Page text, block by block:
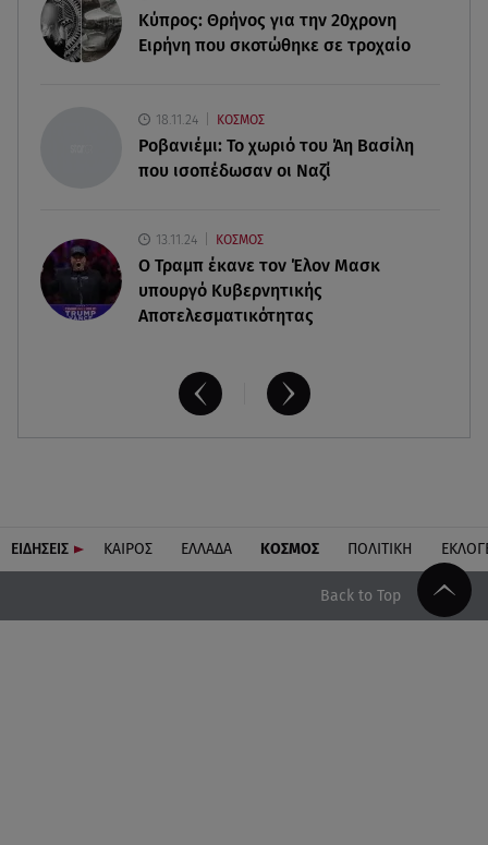
Σύγκρουση ελικοπτέρων: Αυτός είναι ο Έλληνας
χειριστής που σκοτώθηκε
Πόσο καιρό παίρνει σε ένα δάσος να πρασινίσει
ξανά μετά από πυρκαγιά
Κύπρος: Θρήνος για την 20χρονη
Ειρήνη που σκοτώθηκε σε τροχαίο
18.11.24 ΚΟΣΜΟΣ
Ροβανιέμι: Το χωριό του Άη Βασίλη
που ισοπέδωσαν οι Ναζί
13.11.24 ΚΟΣΜΟΣ
O Τραμπ έκανε τον Έλον Μασκ
υπουργό Κυβερνητικής
Αποτελεσματικότητας
ΕΙΔΗΣΕΙΣ ΚΑΙΡΟΣ ΕΛΛΑΔΑ ΚΟΣΜΟΣ ΠΟΛΙΤΙΚΗ
Back to Top